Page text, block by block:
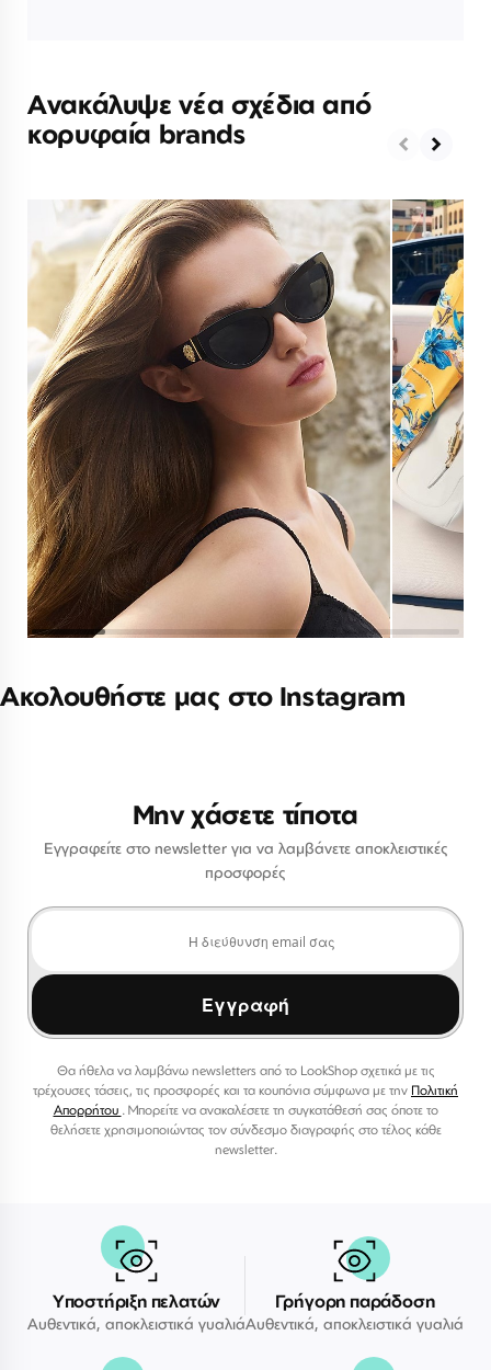
Ανακάλυψε νέα σχέδια από
κορυφαία brands
Ακολουθήστε μας στο Instagram
Μην χάσετε τίποτα
Εγγραφείτε στο newsletter για να λαμβάνετε αποκλειστικές
προσφορές
Εγγραφή
Θα ήθελα να λαμβάνω newsletters από το LookShop σχετικά με τις
τρέχουσες τάσεις, τις προσφορές και τα κουπόνια σύμφωνα με την Πολιτική
Απορρήτου . Μπορείτε να ανακαλέσετε τη συγκατάθεσή σας όποτε το
θελήσετε χρησιμοποιώντας τον σύνδεσμο διαγραφής στο τέλος κάθε
newsletter.
Υποστήριξη πελατών
Αυθεντικά, αποκλειστικά γυαλιά
Γρήγορη παράδοση
Αυθεντικά, αποκλειστικά γυαλιά